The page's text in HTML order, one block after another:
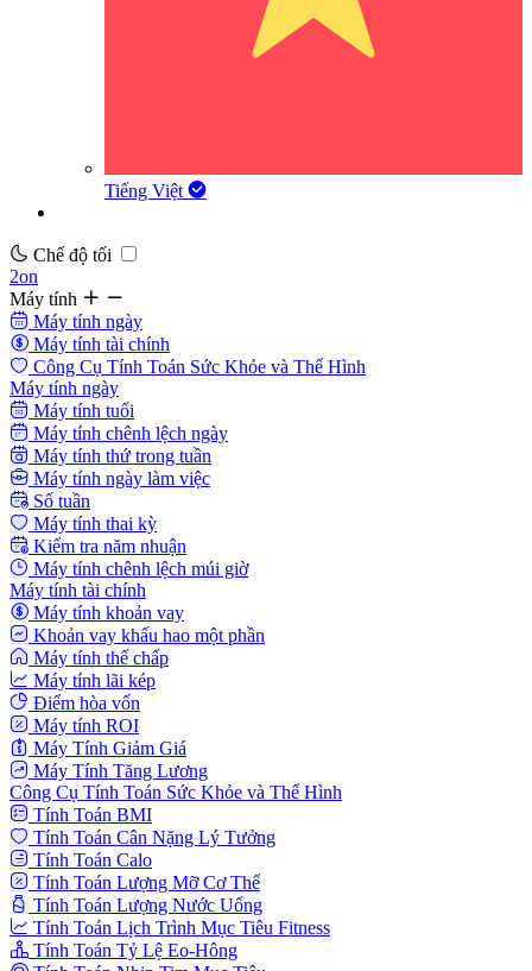
Tiếng Việt
Chế độ tối
2on
Máy tính
Máy tính ngày
Máy tính tài chính
Công Cụ Tính Toán Sức Khỏe và Thể Hình
Máy tính ngày
Máy tính tuổi
Máy tính chênh lệch ngày
Máy tính thứ trong tuần
Máy tính ngày làm việc
Số tuần
Máy tính thai kỳ
Kiểm tra năm nhuận
Máy tính chênh lệch múi giờ
Máy tính tài chính
Máy tính khoản vay
Khoản vay khấu hao một phần
Máy tính thế chấp
Máy tính lãi kép
Điểm hòa vốn
Máy tính ROI
Máy Tính Giảm Giá
Máy Tính Tăng Lương
Công Cụ Tính Toán Sức Khỏe và Thể Hình
Tính Toán BMI
Tính Toán Cân Nặng Lý Tưởng
Tính Toán Calo
Tính Toán Lượng Mỡ Cơ Thể
Tính Toán Lượng Nước Uống
Tính Toán Lịch Trình Mục Tiêu Fitness
Tính Toán Tỷ Lệ Eo-Hông